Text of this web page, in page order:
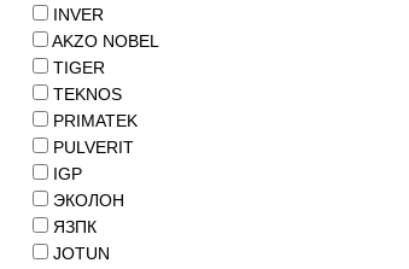
INVER
AKZO NOBEL
TIGER
TEKNOS
PRIMATEK
PULVERIT
IGP
ЭКОЛОН
ЯЗПК
JOTUN